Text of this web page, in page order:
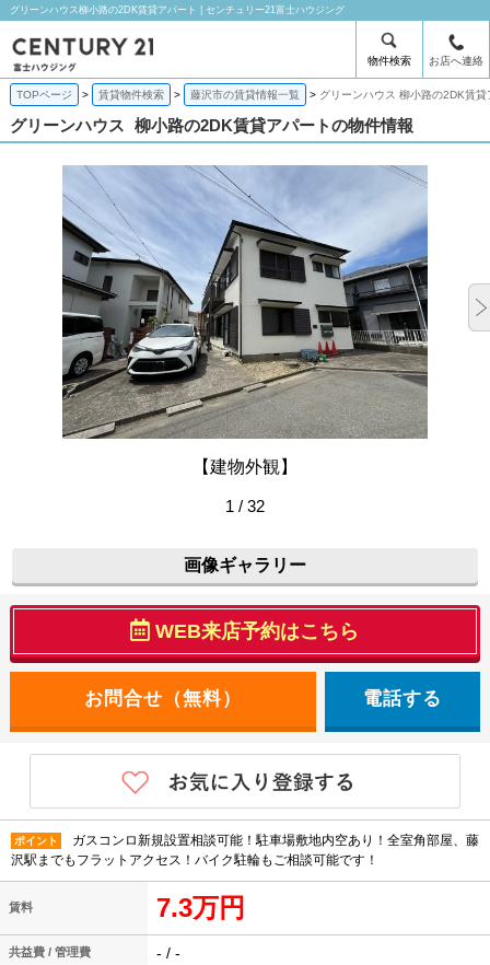
グリーンハウス柳小路の2DK賃貸アパート | センチュリー21富士ハウジング
物件検索 お店へ連絡
TOPページ 賃貸物件検索 藤沢市の賃貸情報一覧 グリーンハウス 柳小路の2DK賃貸
グリーンハウス 柳小路の2DK賃貸アパートの物件情報
【建物外観】
1 / 32
画像ギャラリー
WEB来店予約はこちら
電話する
ポイント
ガスコンロ新規設置相談可能！駐車場敷地内空あり！全室角部屋、藤
沢駅までもフラットアクセス！バイク駐輪もご相談可能です！
賃料 7.3万円
共益費 / 管理費 - / -